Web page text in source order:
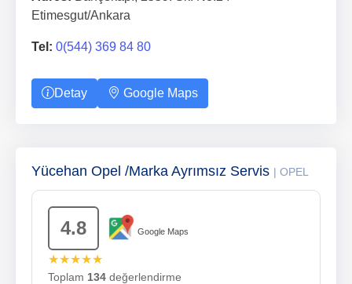
Etimesgut/Ankara
Tel: 0(544) 369 84 80
Detay Google Maps
Yücehan Opel /Marka Ayrımsız Servis | OPEL
4.8 Google Maps
★★★★★
Toplam 134 değerlendirme